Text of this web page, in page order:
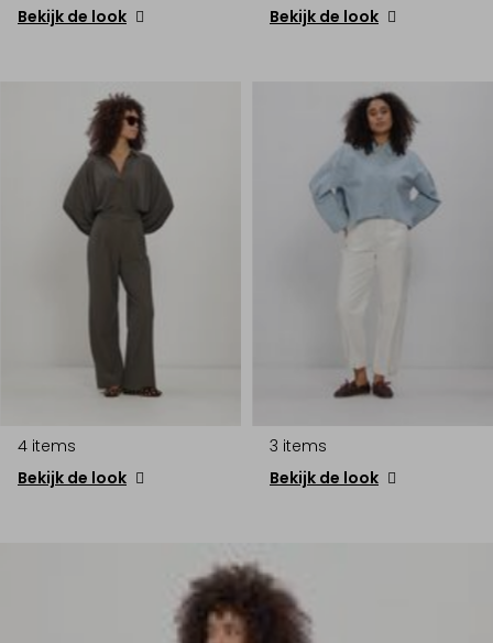
Bekijk de look
Bekijk de look
4 items
Bekijk de look
3 items
Bekijk de look